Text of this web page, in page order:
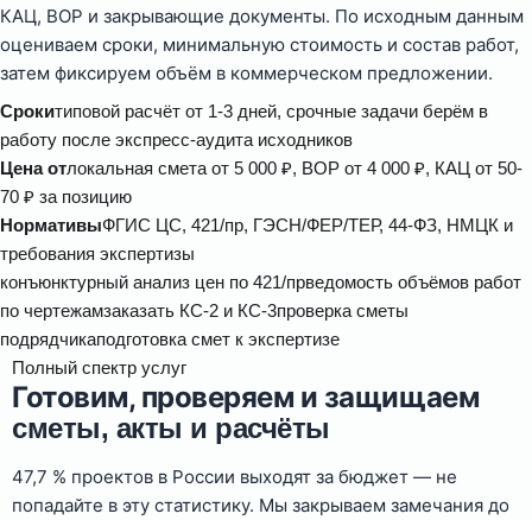
КАЦ, ВОР и закрывающие документы. По исходным данным
оцениваем сроки, минимальную стоимость и состав работ,
затем фиксируем объём в коммерческом предложении.
Срокитиповой расчёт от 1-3 дней, срочные задачи берём в
работу после экспресс-аудита исходников
Цена отлокальная смета от 5 000 ₽, ВОР от 4 000 ₽, КАЦ от 50-
70 ₽ за позицию
НормативыФГИС ЦС, 421/пр, ГЭСН/ФЕР/ТЕР, 44-ФЗ, НМЦК и
требования экспертизы
конъюнктурный анализ цен по 421/прведомость объёмов работ
по чертежамзаказать КС-2 и КС-3проверка сметы
подрядчикаподготовка смет к экспертизе
Полный спектр услуг
Готовим, проверяем и защищаем
сметы, акты и расчёты
47,7 % проектов в России выходят за бюджет — не
попадайте в эту статистику. Мы закрываем замечания до